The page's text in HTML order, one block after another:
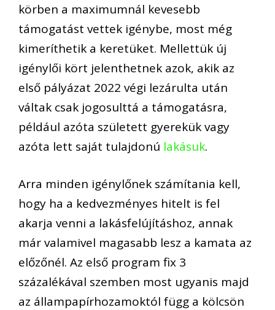
körben a maximumnál kevesebb
támogatást vettek igénybe, most még
kimeríthetik a keretüket. Mellettük új
igénylői kört jelenthetnek azok, akik az
első pályázat 2022 végi lezárulta után
váltak csak jogosulttá a támogatásra,
például azóta született gyerekük vagy
azóta lett saját tulajdonú lakásuk.
Arra minden igénylőnek számítania kell,
hogy ha a kedvezményes hitelt is fel
akarja venni a lakásfelújításhoz, annak
már valamivel magasabb lesz a kamata az
előzőnél. Az első program fix 3
százalékával szemben most ugyanis majd
az állampapírhozamoktól függ a kölcsön